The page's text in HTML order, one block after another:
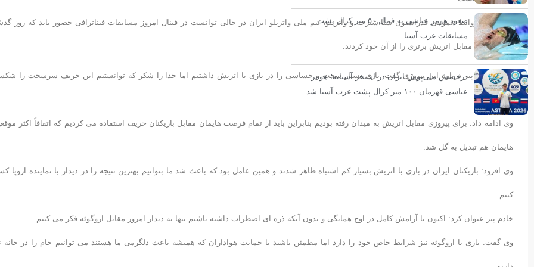
به گزارش روابط عمومی فدراسیون شنا،شیرجه و واترپلو، تیم ملی واترپلو ایران در حالی توانست در فینال امروز مسابقات فیناترافی حضور یابد که روز
بازیکنان این مقابل اتریش برتری را از آن خود کردند.
سهیل خادم پیر درباره این پیروزی گفت: بازی بسیار سخت و حساسی را در بازی با اتریش داشتیم اما خدا را شکر که توانستیم این حریف سرسخت را
دهیم.
وی ادامه داد: برای پیروزی مقابل اتریش به میدان رفته بودیم بنابراین باید از تمام فرصت هایمان مقابل بازیکنان حریف استفاده می کردیم که اتفاقاً اکثر
هایمان هم تبدیل به گل شد.
وی افزود: بازیکنان ایران در بازی با اتریش بسیار کم اشتباه ظاهر شدند و همین عامل بود که باعث شد ما بتوانیم بهترین نتیجه را در دیدار با نماینده اروپا
کنیم.
خادم پیر عنوان کرد: اکنون با آرامش کامل در اوج همانگی و بدون آنکه ذره ای اضطراب داشته باشیم تنها به دیدار امروز مقابل اروگوئه فکر می کنیم.
وی گفت: بازی با اروگوئه نیز شرایط خاص خود را دارد اما مطمئن باشید با حمایت هواداران که همیشه باعث دلگرمی ما هستند می توانیم جام را در خانه
صعود هومر عباسی به فینال ۵۰ متر کرال پشت
مسابقات غرب آسیا
درخشش ملی‌پوش ایران در استخر آستانه؛ هومر
عباسی قهرمان ۱۰۰ متر کرال پشت غرب آسیا شد